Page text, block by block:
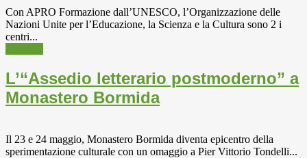
Con APRO Formazione dall’UNESCO, l’Organizzazione delle
Nazioni Unite per l’Educazione, la Scienza e la Cultura sono 2 i
centri...
L’“Assedio letterario postmoderno” a
Monastero Bormida
Il 23 e 24 maggio, Monastero Bormida diventa epicentro della
sperimentazione culturale con un omaggio a Pier Vittorio Tondelli...